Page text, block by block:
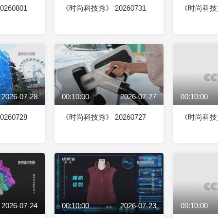
《时尚科技秀》 20260731 《时尚科
2026-07-28 00:10:00 2026-07-27
《时尚科技秀》 20260727
00:10:00
《时尚科
2026-07-24 00:10:00 2026-07-23 00:10:00